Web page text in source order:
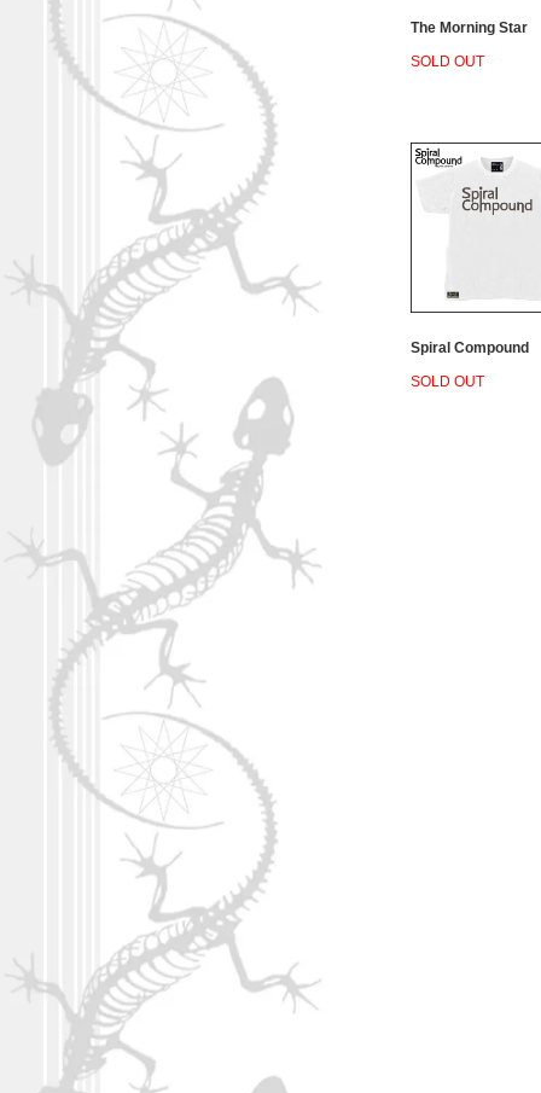
The Morning Star
SOLD OUT
Spiral Compound
SOLD OUT